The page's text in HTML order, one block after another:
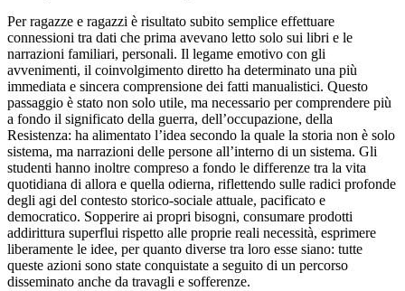
Per ragazze e ragazzi è risultato subito semplice effettuare
connessioni tra dati che prima avevano letto solo sui libri e le
narrazioni familiari, personali. Il legame emotivo con gli
avvenimenti, il coinvolgimento diretto ha determinato una più
immediata e sincera comprensione dei fatti manualistici. Questo
passaggio è stato non solo utile, ma necessario per comprendere più
a fondo il significato della guerra, dell’occupazione, della
Resistenza: ha alimentato l’idea secondo la quale la storia non è solo
sistema, ma narrazioni delle persone all’interno di un sistema. Gli
studenti hanno inoltre compreso a fondo le differenze tra la vita
quotidiana di allora e quella odierna, riflettendo sulle radici profonde
degli agi del contesto storico-sociale attuale, pacificato e
democratico. Sopperire ai propri bisogni, consumare prodotti
addirittura superflui rispetto alle proprie reali necessità, esprimere
liberamente le idee, per quanto diverse tra loro esse siano: tutte
queste azioni sono state conquistate a seguito di un percorso
disseminato anche da travagli e sofferenze.